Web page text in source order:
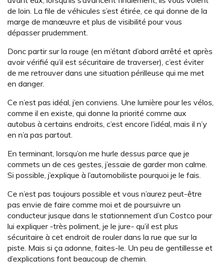
de loin. La file de véhicules s’est étirée, ce qui donne de la
marge de manœuvre et plus de visibilité pour vous
dépasser prudemment.
Donc partir sur la rouge (en m’étant d’abord arrêté et après
avoir vérifié qu’il est sécuritaire de traverser), c’est éviter
de me retrouver dans une situation périlleuse qui me met
en danger.
Ce n’est pas idéal, j’en conviens. Une lumière pour les vélos,
comme il en existe, qui donne la priorité comme aux
autobus à certains endroits, c’est encore l’idéal, mais il n’y
en n’a pas partout.
En terminant, lorsqu’on me hurle dessus parce que je
commets un de ces gestes, j’essaie de garder mon calme.
Si possible, j’explique à l’automobiliste pourquoi je le fais.
Ce n’est pas toujours possible et vous n’aurez peut-être
pas envie de faire comme moi et de poursuivre un
conducteur jusque dans le stationnement d’un Costco pour
lui expliquer -très poliment, je le jure- qu’il est plus
sécuritaire à cet endroit de rouler dans la rue que sur la
piste. Mais si ça adonne, faites-le. Un peu de gentillesse et
d’explications font beaucoup de chemin.